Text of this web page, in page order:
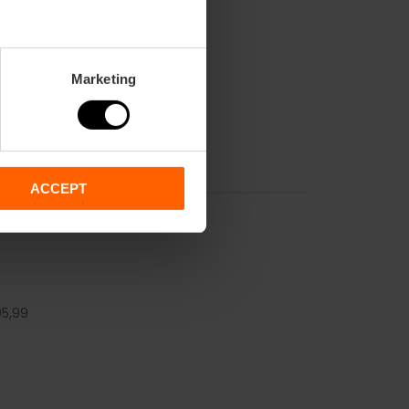
Marketing
ACCEPT
99